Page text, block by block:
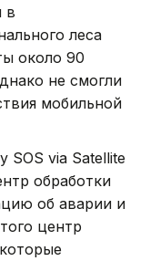
в
леса
около 90
не смогли
мобильной
SOS via Satellite
обработки
об аварии и
центр